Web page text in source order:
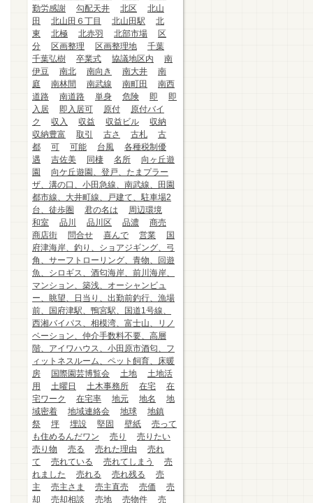
勤労感謝
勾配天井 北区
北山
田
北山田６丁目 北山田駅
北
東
北極 北赤羽 北部市場
区
分
区画整理 区画整理地
千葉
千葉弘樹
卒業式 協議地区内
南
伊豆
南北 南向き 南大井
南
庭
南林間 南武線 南町田
南西
道路
南道路 単身 危険 即
即
入居
即入居可 原付
原付バイ
ク
収入 収益 収益ビル
収納
収納豊富
取引 古さ 古札
古
都
可 可能 台風
各種税制優
遇
吉佐美 同棲 名所
向ヶ丘遊
園
向ケ丘遊園、登戸、たまプラー
ザ、溝の口、小田急線、南武線、田園
都市線、大井町線、戸建て、駐車場2
台、徒歩圏
君の名は
周辺環境
和室
品川 品川区 品濃
商売
商店街
問合せ 喜んで 営業
国
府津海岸、釣り、ショアジギング、弓
角、サーフトローリング、青物、回遊
魚、シロギス、酒匂海岸、前川海岸、
マンション、築浅、オーシャンビュ
ー、眺望、日当り、出勤前釣行、漁場
前、国府津駅、鴨宮駅、国道1号線、
西湘バイパス、相模湾、富士山、リノ
ベーション、仲介手数料不要、高層
階、アイワハウス、小田原市酒匂、フ
ィットネスルーム、ペット飼育、床暖
房
国際園芸博覧会 土地
土地活
用
土曜日 土木事務所 在宅
在
宅ワーク
在宅率 地元 地名
地
域密着
地域連絡会 地球
地鎮
祭
坪 埋設 堅固 壁紙
売って
も住めるんだワン
売り
売りたい
売り物
売る 売れた理由
売れ
て
売れている 売れてしまう
売
れました
売れる 売れ残る
売
主
売主さま 売主直売 売価
売
却
売却相談 売地 売物件
売